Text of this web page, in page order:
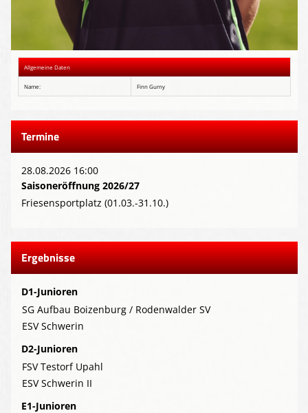
Allgemeine Daten
Name: Finn Gurny
Termine
28.08.2026 16:00
Saisoneröffnung 2026/27
Friesensportplatz (01.03.-31.10.)
Ergebnisse
D1-Junioren
SG Aufbau Boizenburg / Rodenwalder SV
ESV Schwerin
D2-Junioren
FSV Testorf Upahl
ESV Schwerin II
E1-Junioren